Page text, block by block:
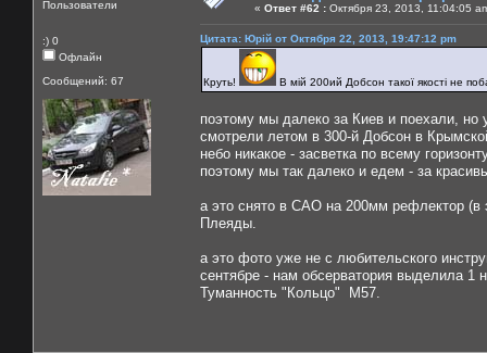
Пользователи
:) 0
Офлайн
Сообщений: 67
« Ответ #62 : Октября 23, 2013, 11:04:05
Цитата: Юрій от Октября 22, 2013, 19:47:12 pm
Круть! В мій 200ий Добсон такої якості не
поэтому мы далеко за Киев и поехали, но
смотрели летом в 300-й Добсон в
небо никакое - засветка по всему
поэтому мы так далеко и едем - за
а это снято в САО на 200мм рефлектор (в
Плеяды.
а это фото уже не с любительского
сентябре - нам обсерватория выделила 1
Туманность "Кольцо" М57.